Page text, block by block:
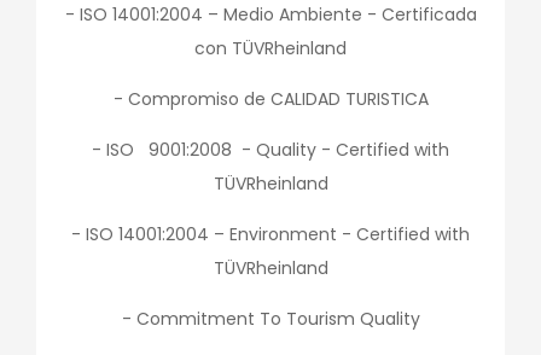
- ISO 14001:2004 – Medio Ambiente - Certificada
con TÜVRheinland
- Compromiso de CALIDAD TURISTICA
- ISO 9001:2008 - Quality - Certified with
TÜVRheinland
- ISO 14001:2004 – Environment - Certified with
TÜVRheinland
- Commitment To Tourism Quality